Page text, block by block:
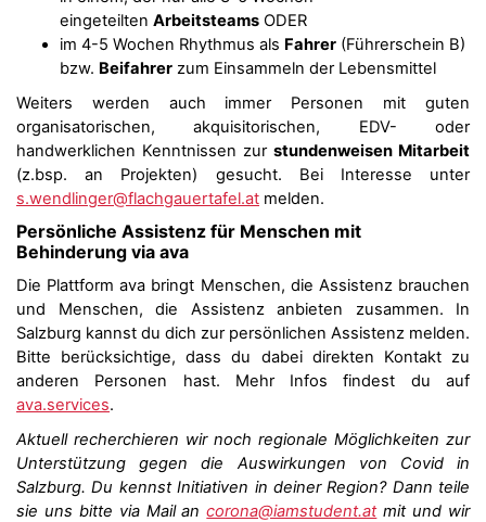
eingeteilten Arbeitsteams ODER
im 4-5 Wochen Rhythmus als Fahrer (Führerschein B)
bzw. Beifahrer zum Einsammeln der Lebensmittel
Weiters werden auch immer Personen mit guten
organisatorischen, akquisitorischen, EDV- oder
handwerklichen Kenntnissen zur stundenweisen Mitarbeit
(z.bsp. an Projekten) gesucht. Bei Interesse unter
s.wendlinger@flachgauertafel.at melden.
Persönliche Assistenz für Menschen mit
Behinderung via ava
Die Plattform ava bringt Menschen, die Assistenz brauchen
und Menschen, die Assistenz anbieten zusammen. In
Salzburg kannst du dich zur persönlichen Assistenz melden.
Bitte berücksichtige, dass du dabei direkten Kontakt zu
anderen Personen hast. Mehr Infos findest du auf
ava.services.
Aktuell recherchieren wir noch regionale Möglichkeiten zur
Unterstützung gegen die Auswirkungen von Covid in
Salzburg. Du kennst Initiativen in deiner Region? Dann teile
sie uns bitte via Mail ancorona@iamstudent.atmit und wir